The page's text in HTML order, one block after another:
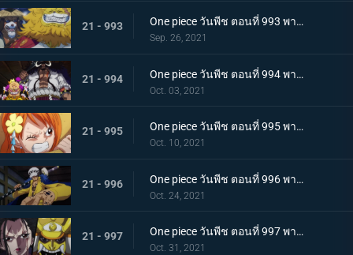
21 - 993 One piece วันพีช ตอนที่ 993 พากย์ไทย ระเบิด! พันธนาการที่มัดอิสระของยามาโตะ
Sep. 26, 2021
21 - 994 One piece วันพีช ตอนที่ 994 พากย์ไทย ปลอกดาบแดงดวลกันตัวต่อตัว คิคุโนะโจ ปะทะ คันจูโร่
Oct. 03, 2021
21 - 995 One piece วันพีช ตอนที่ 995 พากย์ไทย จู่โจมปณิธานของโอเด้งที่สืบทอดมา
Oct. 10, 2021
21 - 996 One piece วันพีช ตอนที่ 996 พากย์ไทย โอนิกาชิมะสั่นสะเทือน ลูฟี่เริ่มสงครามเต็มรูปแบบ
Oct. 24, 2021
21 - 997 One piece วันพีช ตอนที่ 997 พากย์ไทย การต่อสู้ใต้แสงจันทร์ นักรบคลั่ง ซูลอง
Oct. 31, 2021